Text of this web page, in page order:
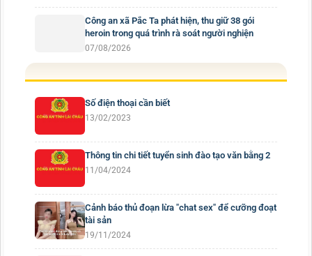
Công an xã Pắc Ta phát hiện, thu giữ 38 gói
heroin trong quá trình rà soát người nghiện
07/08/2026
Số điện thoại cần biết
13/02/2023
Thông tin chi tiết tuyển sinh đào tạo văn bằng 2
11/04/2024
Cảnh báo thủ đoạn lừa "chat sex" để cưỡng đoạt
tài sản
19/11/2024